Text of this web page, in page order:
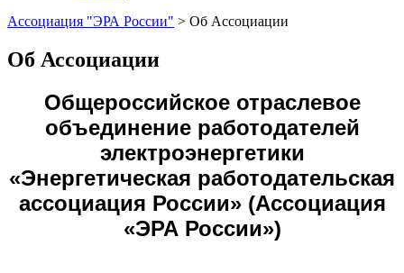
Ассоциация "ЭРА России" > Об Ассоциации
Об Ассоциации
Общероссийское отраслевое
объединение работодателей
электроэнергетики
«Энергетическая работодательская
ассоциация России» (Ассоциация
«ЭРА России»)